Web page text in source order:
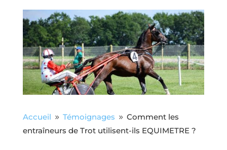
Accueil 9 Témoignages 9 Comment les
entraîneurs de Trot utilisent-ils EQUIMETRE ?